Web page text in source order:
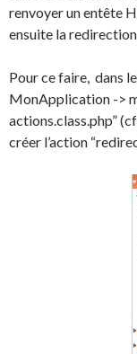
renvoyer un entête
ensuite la
Pour ce faire, dans
MonApplication ->
actions.class.php”
créer l’action